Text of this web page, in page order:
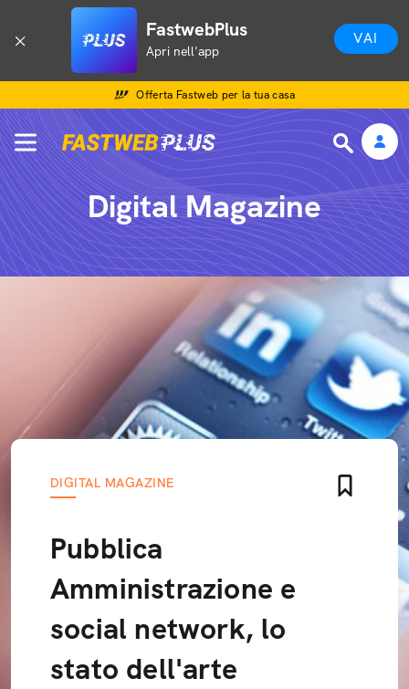
FastwebPlus
Apri nell'app
VAI
Offerta Fastweb per la tua casa
Digital Magazine
DIGITAL MAGAZINE
Pubblica
Amministrazione e
social network, lo
stato dell'arte